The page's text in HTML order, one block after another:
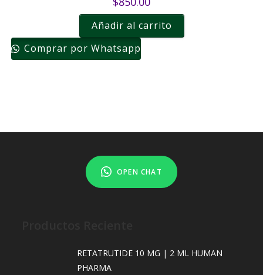
Añadir al carrito
Comprar por Whatsapp
OPEN CHAT
RETATRUTIDE 10 MG | 2 ML HUMAN
PHARMA